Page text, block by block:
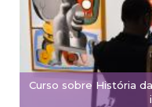
Curso sobre História